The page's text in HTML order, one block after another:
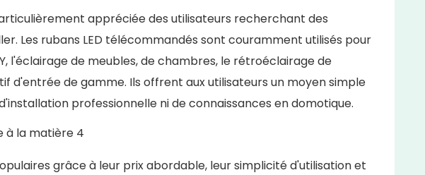
appréciée des utilisateurs recherchant des
Les rubans LED télécommandés sont couramment utilisés pour
l'éclairage de meubles, de chambres, le rétroéclairage de
d'entrée de gamme. Ils offrent aux utilisateurs un moyen simple
professionnelle ni de connaissances en domotique.
grâce à leur prix abordable, leur simplicité d'utilisation et